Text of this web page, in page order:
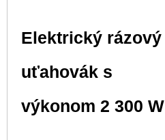
Elektrický rázový
uťahovák s
výkonom 2 300 W